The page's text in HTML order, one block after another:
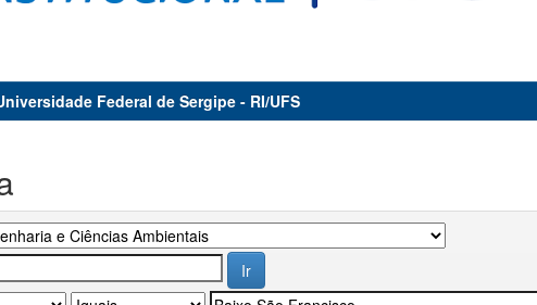
Federal de Sergipe - RI/UFS